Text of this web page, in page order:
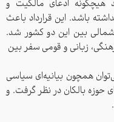
ادعای مالکیت و
باشد. این قرارداد باعث
بین این دو کشور شد.
زبانی و قومی سفر بین
همچون بیانیه‌ای سیاسی
حوزه بالکان در نظر گرفت. و
رمز عبور